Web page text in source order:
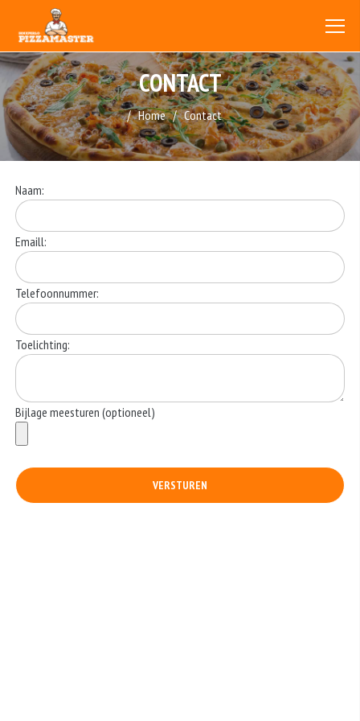
CONTACT
Home Contact
Naam:
Emaill:
Telefoonnummer:
Toelichting:
Bijlage meesturen (optioneel)